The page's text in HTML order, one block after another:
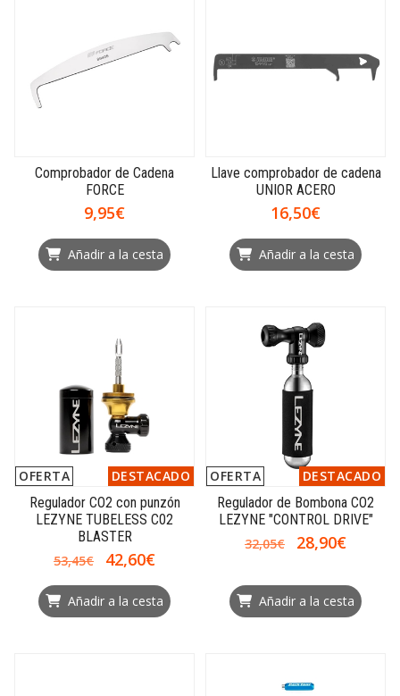
Comprobador de Cadena
FORCE
9,95€
Añadir a la cesta
Llave comprobador de cadena
UNIOR ACERO
16,50€
Añadir a la cesta
OFERTA
DESTACADO
Regulador CO2 con punzón
LEZYNE TUBELESS C02
BLASTER
53,45€
42,60€
Añadir a la cesta
OFERTA
DESTACADO
Regulador de Bombona CO2
LEZYNE "CONTROL DRIVE"
32,05€
28,90€
Añadir a la cesta